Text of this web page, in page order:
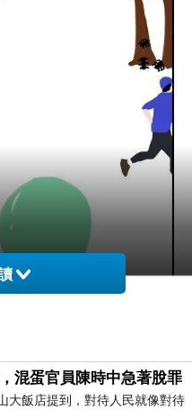
混蛋官員陳時中急著脫罪
大飯店提到，對待人民就像對待